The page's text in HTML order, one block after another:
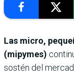
Las micro,
(mipymes)
sostén del